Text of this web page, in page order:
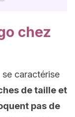
chez
se caractérise
de taille et
pas de